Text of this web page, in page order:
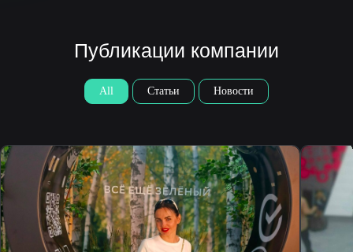
All Статьи Новости
nelumbo-it@mail.ru
© Все права защищены
Разработка сайта